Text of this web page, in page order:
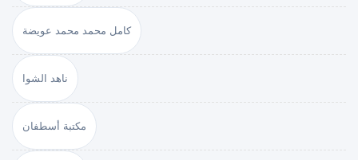
كامل محمد محمد عويضة
ناهد الشوا
مكتبة أسطفان